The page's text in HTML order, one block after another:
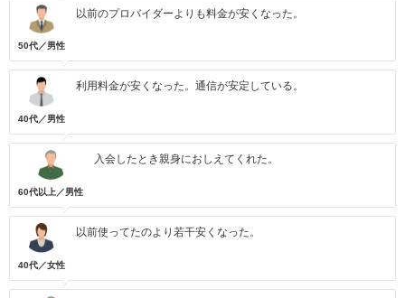
50代／男性
以前のプロバイダーよりも料金が安くなった。
40代／男性
利用料金が安くなった。通信が安定している。
60代以上／男性
入会したとき親身におしえてくれた。
40代／女性
以前使ってたのより若干安くなった。